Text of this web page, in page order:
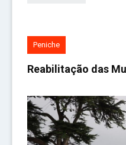
Peniche
Reabilitação das